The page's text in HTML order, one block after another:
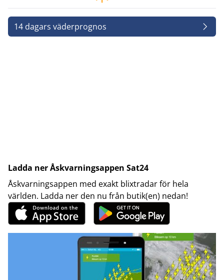
14 dagars väderprognos
Ladda ner Åskvarningsappen Sat24
Åskvarningsappen med exakt blixtradar för hela
världen. Ladda ner den nu från butik(en) nedan!